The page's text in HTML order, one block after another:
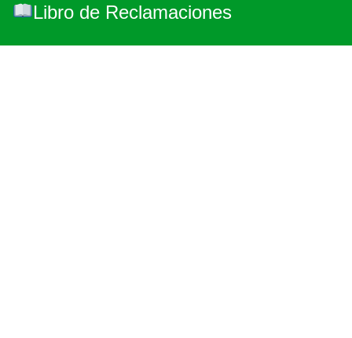
Libro de Reclamaciones